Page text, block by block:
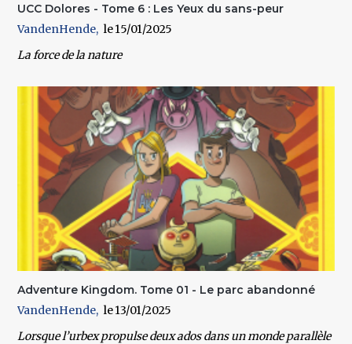
UCC Dolores - Tome 6 : Les Yeux du sans-peur
VandenHende
15/01/2025
La force de la nature
Adventure Kingdom. Tome 01 - Le parc abandonné
VandenHende
13/01/2025
Lorsque l’urbex propulse deux ados dans un monde parallèle